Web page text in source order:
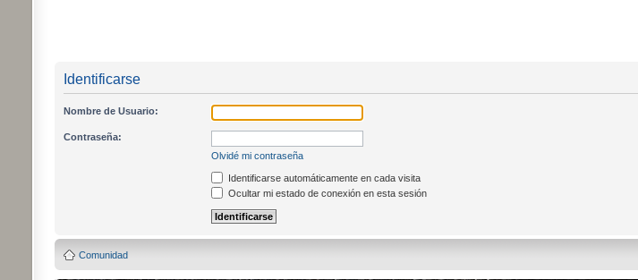
Identificarse
Nombre de Usuario:
Contraseña:
Olvidé mi contraseña
Identificarse automáticamente en cada visita
Ocultar mi estado de conexión en esta sesión
Comunidad